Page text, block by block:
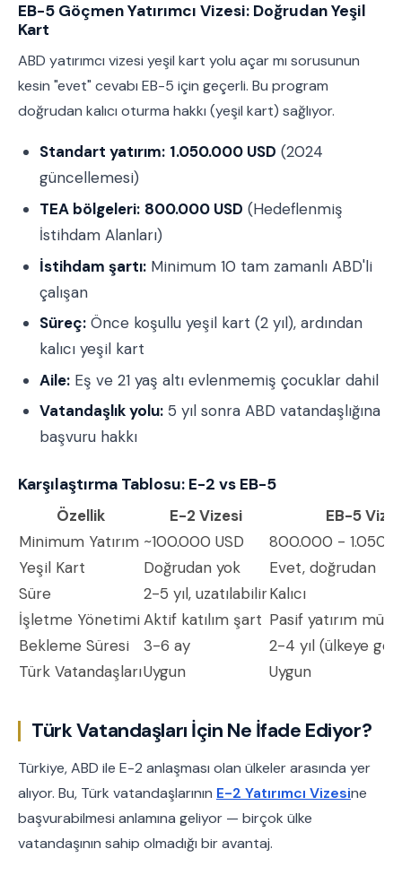
EB-5 Göçmen Yatırımcı Vizesi: Doğrudan Yeşil
Kart
ABD yatırımcı vizesi yeşil kart yolu açar mı sorusunun
kesin "evet" cevabı EB-5 için geçerli. Bu program
doğrudan kalıcı oturma hakkı (yeşil kart) sağlıyor.
Standart yatırım: 1.050.000 USD (2024
güncellemesi)
TEA bölgeleri: 800.000 USD (Hedeflenmiş
İstihdam Alanları)
İstihdam şartı: Minimum 10 tam zamanlı ABD'li
çalışan
Süreç: Önce koşullu yeşil kart (2 yıl), ardından
kalıcı yeşil kart
Aile: Eş ve 21 yaş altı evlenmemiş çocuklar dahil
Vatandaşlık yolu: 5 yıl sonra ABD vatandaşlığına
başvuru hakkı
Karşılaştırma Tablosu: E-2 vs EB-5
Özellik
E-2 Vizesi
EB-5
Minimum Yatırım ~100.000 USD
800.000 -
Yeşil Kart
Doğrudan yok
Evet, doğrudan
Süre
2-5 yıl, uzatılabilirKalıcı
İşletme YönetimiAktif katılım şart Pasif yatırım
Bekleme Süresi
3-6 ay
2-4 yıl (ülkeye
Türk VatandaşlarıUygun Uygun
Türk Vatandaşları İçin Ne İfade Ediyor?
Türkiye, ABD ile E-2 anlaşması olan ülkeler arasında yer
alıyor. Bu, Türk vatandaşlarının E-2 Yatırımcı Vizesine
başvurabilmesi anlamına geliyor — birçok ülke
vatandaşının sahip olmadığı bir avantaj.